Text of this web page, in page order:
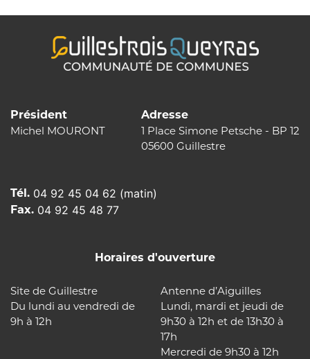
Président
Michel MOURONT
Adresse
1 Place Simone Petsche - BP 12
05600 Guillestre
Tél. 04 92 45 04 62 (matin)
Fax. 04 92 45 48 77
Horaires d'ouverture
Site de Guillestre
Du lundi au vendredi de
9h à 12h
Antenne d’Aiguilles
Lundi, mardi et jeudi de
9h30 à 12h et de 13h30 à
17h
Mercredi de 9h30 à 12h